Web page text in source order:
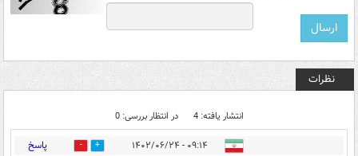
نظرات
انتشار یافته: 4 در انتظار بررسی: 0
۰۹:۱۴ - ۱۴۰۲/۰۶/۲۴ 3 پاسخ